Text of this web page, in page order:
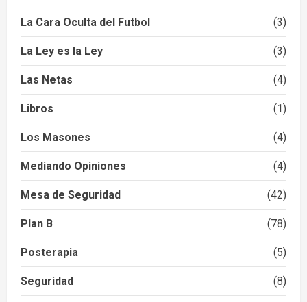
La Cara Oculta del Futbol (3)
La Ley es la Ley (3)
Las Netas (4)
Libros (1)
Los Masones (4)
Mediando Opiniones (4)
Mesa de Seguridad (42)
Plan B (78)
Posterapia (5)
Seguridad (8)